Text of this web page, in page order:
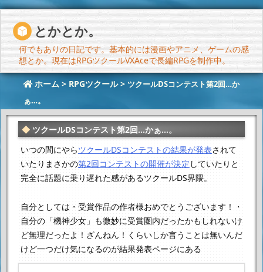
とかとか。
何でもありの日記です。基本的には漫画やアニメ、ゲームの感
想とか。現在はRPGツクールVXAceで長編RPGを制作中。
ホーム > RPGツクール> ツクールDSコンテスト第2回…か
ぁ…。
ツクールDSコンテスト第2回…かぁ…。
いつの間にやらツクールDSコンテストの結果が発表されて
いたり まさかの第2回コンテストの開催が決定 していたりと
完全に話題に乗り遅れた感があるツクールDS界隈。
自分としては ・受賞作品の作者様おめでとうございます！
・
自分の「機神少女」も微妙に受賞圏内だったかもしれないけ
ど無理だったよ！ざんねん！ くらいしか言うことは無いんだ
けど一つだけ気になるのが結果発表ページにある